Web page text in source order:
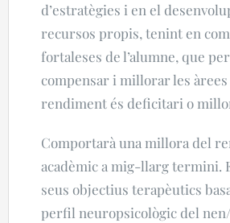
d’estratègies i en el
recursos propis, tenint en
fortaleses de l’alumne, que
compensar i millorar les àrees
rendiment és deficitari o
Comportarà una millora del
acadèmic a mig-llarg termini.
seus objectius terapèutics
perfil neuropsicològic del nen/